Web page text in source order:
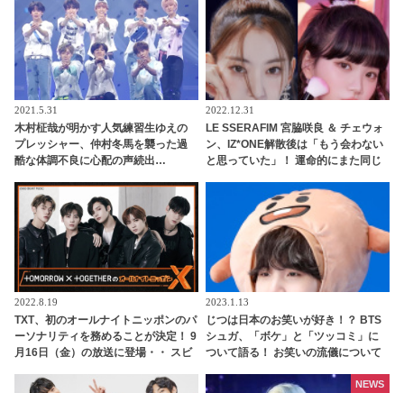
たのは？
2021.5.31
木村柾哉が明かす人気練習生ゆえの
プレッシャー、仲村冬馬を襲った過
酷な体調不良に心配の声続出…
2）、「Another Day」チームのメン
バー愛＆ステージへの切実な思いに
感動
2022.12.31
LE SSERAFIM 宮脇咲良 ＆ チェウォ
ン、IZ*ONE解散後は「もう会わない
と思っていた」！ 運命的にまた同じ
人が正直な心境を告白
2022.8.19
TXT、初のオールナイトニッポンのパ
ーソナリティを務めることが決定！ 9
月16日（金）の放送に登場・・ スビ
2023.1.13
じつは日本のお笑いが好き！？ BTS
シュガ、「ボケ」と「ツッコミ」に
ついて語る！ お笑いの流儀について
NEWS